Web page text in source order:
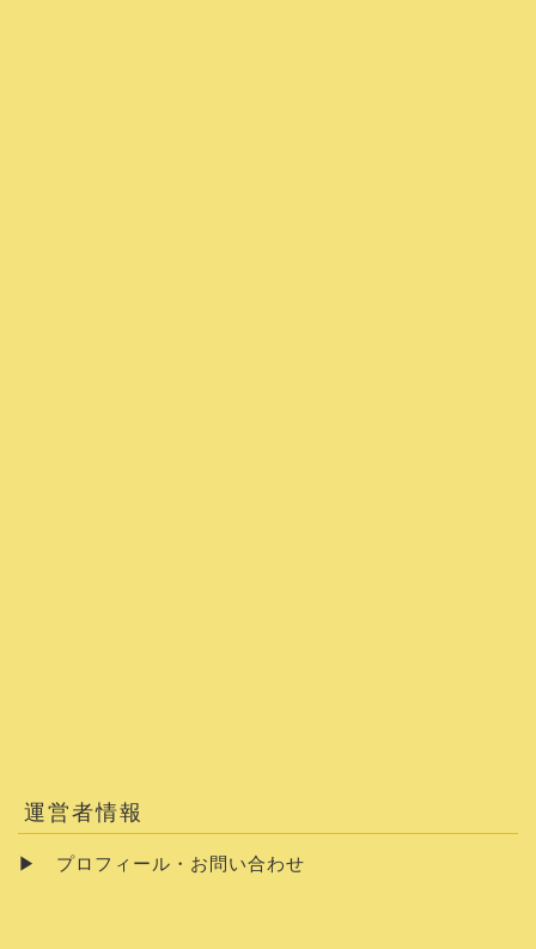
運営者情報
▶ プロフィール・お問い合わせ